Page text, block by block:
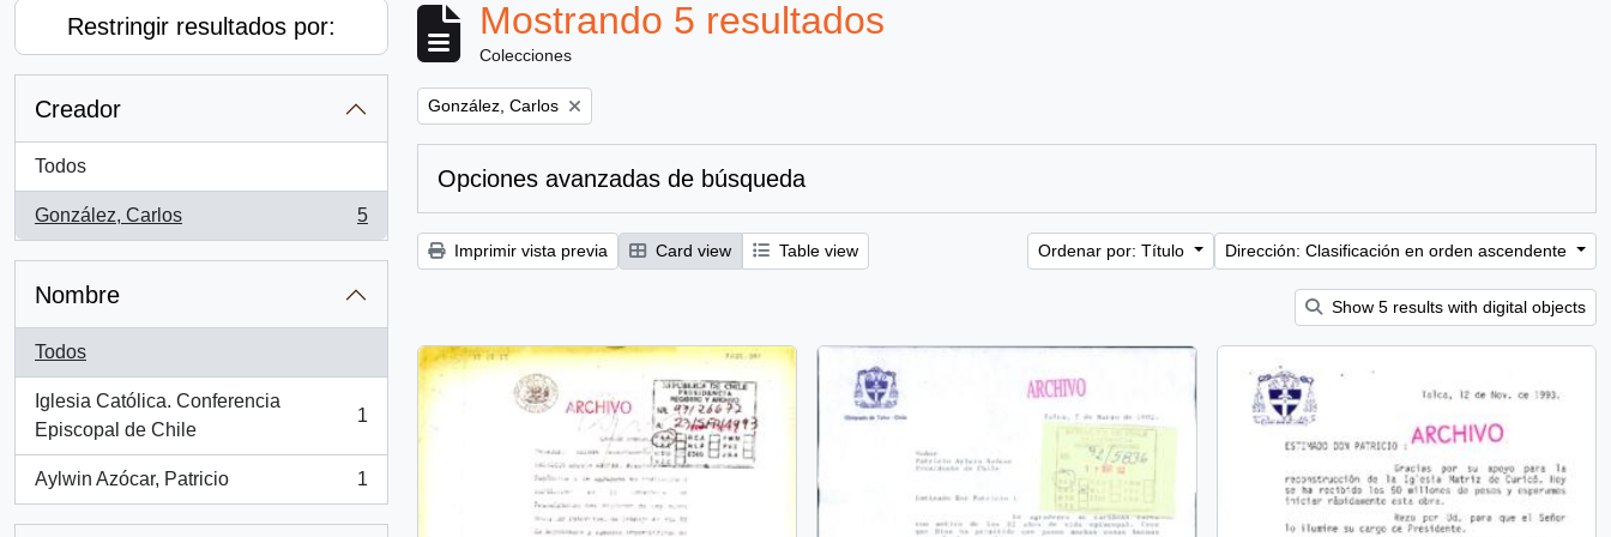
Restringir resultados por:
Creador
Todos
González, Carlos
, 5 resultados
5
Nombre
Todos
Iglesia Católica. Conferencia
Episcopal de Chile
, 1 resultados
1
Aylwin Azócar, Patricio
, 1 resultados
1
Mostrando 5 resultados
Colecciones
Remove filter:
González, Carlos
Opciones avanzadas de búsqueda
Imprimir vista previa Card view Table view Ordenar por: Título Dirección: Clasificación en orden ascendente
Show 5 results with digital objects